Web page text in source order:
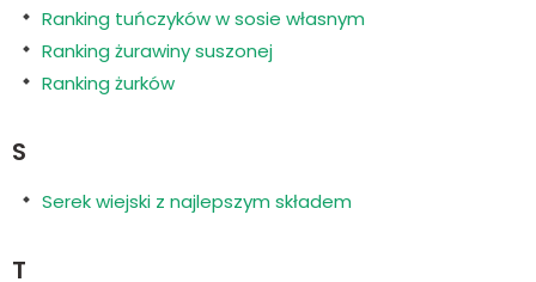
Ranking tuńczyków w sosie własnym
Ranking żurawiny suszonej
Ranking żurków
S
Serek wiejski z najlepszym składem
T